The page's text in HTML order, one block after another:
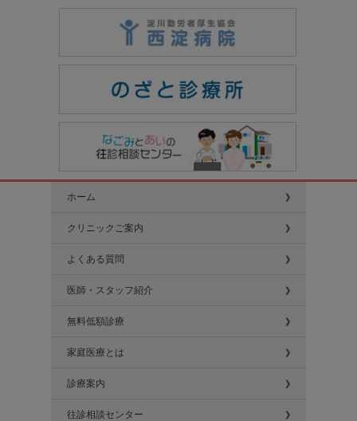
ホーム
クリニックご案内
よくある質問
医師・スタッフ紹介
無料低額診療
家庭医療とは
診療案内
往診相談センター